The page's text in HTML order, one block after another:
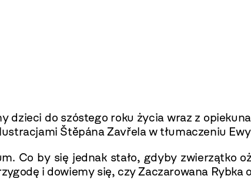
dzieci do szóstego roku życia wraz z
Štěpána Zavřela w tłumaczeniu
Co by się jednak stało, gdyby zwierzątko
i dowiemy się, czy Zaczarowana